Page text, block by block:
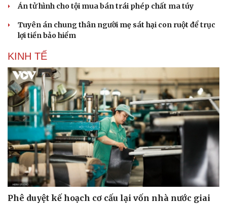
Án tử hình cho tội mua bán trái phép chất ma túy
Tuyên án chung thân người mẹ sát hại con ruột để trục
lợi tiền bảo hiểm
KINH TẾ
Phê duyệt kế hoạch cơ cấu lại vốn nhà nước giai